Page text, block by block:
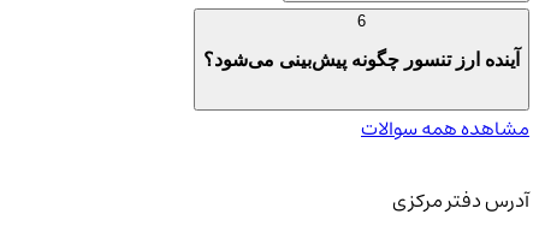
آینده ارز تنسور چگونه پیش‌بینی می‌شود؟
مشاهده همه سوالات
آدرس دفتر مرکزی